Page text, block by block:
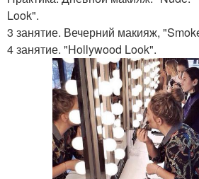
Look".
3 занятие. Вечерний макияж,
4 занятие. "Hollywood Look".